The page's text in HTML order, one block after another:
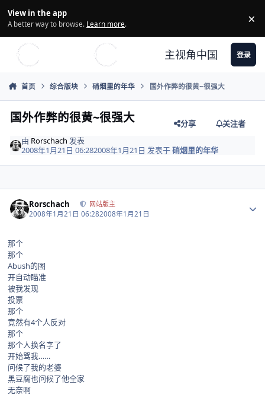
View in the app
A better way to browse. Learn more. ×
主视角中国 登录
首页 综合版块 硝烟里的年华 国外作弊的很黄~很强大
国外作弊的很黄~很强大 分享
关注者
由 Rorschach 发表
2008年1月21日 06:282008年1月21日 发表于硝烟里的年华
Rorschach 网站版主
2008年1月21日 06:282008年1月21日
那个
那个
Abush的图
开自动瞄准
被我发现
投票
那个
竟然有4个人反对
那个
那个人换名字了
开始骂我……
问候了我的老婆
黑豆腐也问候了他全家
无奈啊